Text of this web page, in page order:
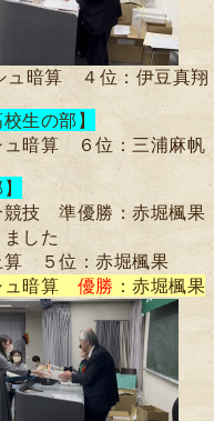
ュ暗算 ４位：伊豆真翔
生の部】
ュ暗算
６位：三浦麻帆
競技準優勝：赤堀楓果
した
算 ５位：赤堀楓果
ュ暗算 優勝 ：赤堀楓果